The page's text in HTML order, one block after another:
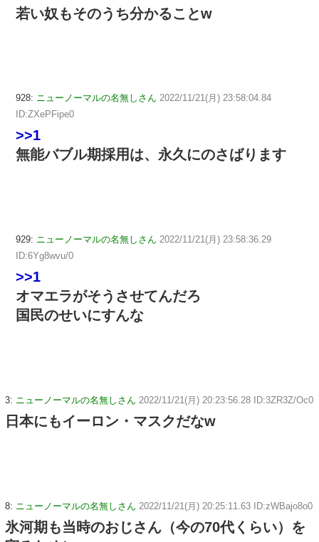
若い奴もそのうち分かることw
928: ニューノーマルの名無しさん 2022/11/21(月) 23:58:04.84
ID:ZXePFipe0
>>1
無能バブル期採用は、永久にのさばります
929: ニューノーマルの名無しさん 2022/11/21(月) 23:58:36.29
ID:6Yg8wvu/0
>>1
オマエラがそうさせてんだろ
国民のせいにすんな
3: ニューノーマルの名無しさん 2022/11/21(月) 20:23:56.28 ID:3ZR3Z/Oc0
日本にもイーロン・マスクだなw
8: ニューノーマルの名無しさん 2022/11/21(月) 20:25:11.63 ID:zWBajo8o0
氷河期も当時のおじさん（今の70代くらい）を